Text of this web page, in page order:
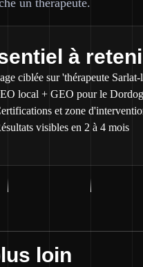
un thérapeute.
à
ciblée sur 'thérapeute
local + GEO pour le
et zone
visibles en 2 à 4 mois
loin